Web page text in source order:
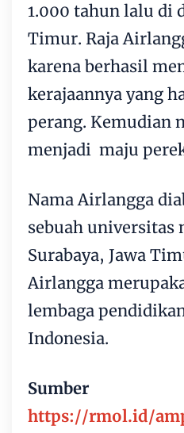
1.000 tahun lalu di
Timur. Raja
karena berhasil
kerajaannya yang
perang. Kemudian
menjadi maju
Nama Airlangga
sebuah universitas
Surabaya, Jawa
Airlangga
lembaga
Indonesia.
Sumber
https://rmol.id/